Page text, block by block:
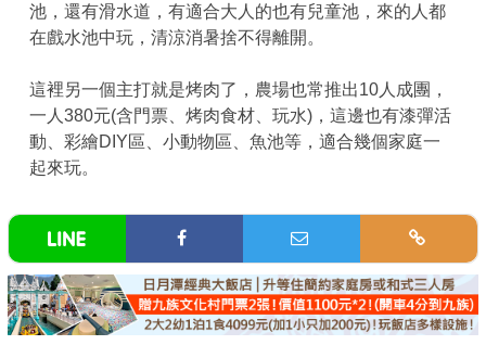
池，還有滑水道，有適合大人的也有兒童池，來的人都
在戲水池中玩，清涼消暑捨不得離開。
這裡另一個主打就是烤肉了，農場也常推出10人成團，
一人380元(含門票、烤肉食材、玩水)，這邊也有漆彈活
動、彩繪DIY區、小動物區、魚池等，適合幾個家庭一
起來玩。